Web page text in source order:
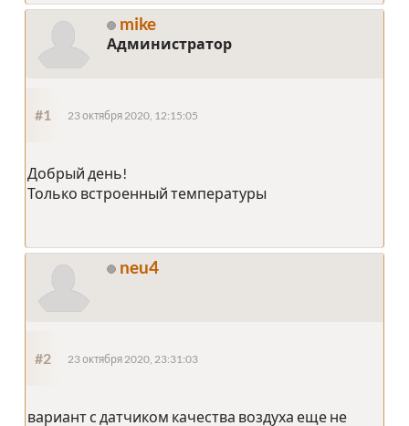
mike
Администратор
#1 23 октября 2020, 12:15:05
Добрый день!
Только встроенный температуры
neu4
#2 23 октября 2020, 23:31:03
вариант с датчиком качества воздуха еще не